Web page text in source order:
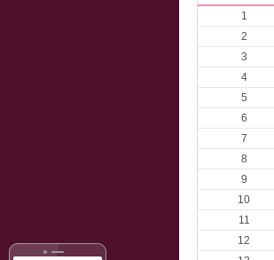
1
2
3
4
5
6
7
8
9
10
11
12